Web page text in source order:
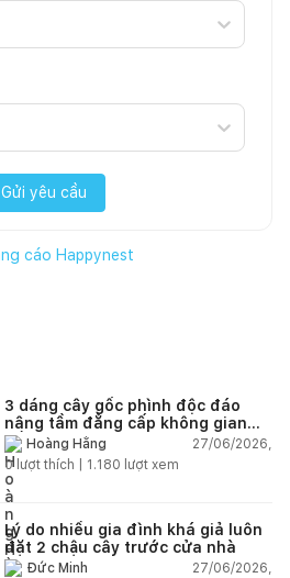
Gửi yêu cầu
3 dáng cây gốc phình độc đáo
nâng tầm đẳng cấp không gian
sốngHoàng Hằng
27/06/2026,
0lượt thích | 1.180 lượt xem
Lý do nhiều gia đình khá giả luôn
đặt 2 chậu cây trước cửa nhà
Đức Minh
27/06/2026,